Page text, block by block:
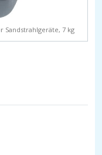
Sandstrahlgeräte, 7 kg